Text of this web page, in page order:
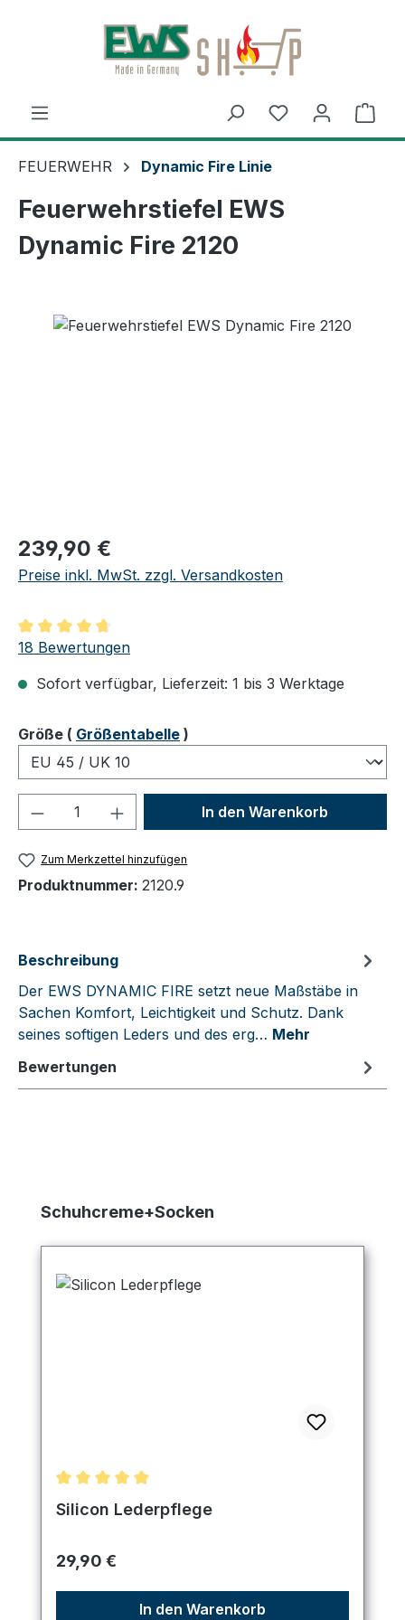
Zum Hauptinhalt springen
FEUERWEHR Dynamic Fire Linie
Feuerwehrstiefel EWS
Dynamic Fire 2120
Regulärer Preis:
239,90 €
Preise inkl. MwSt. zzgl. Versandkosten
Durchschnittliche Bewertung von 4.83 von 5 Sternen
18 Bewertungen
Sofort verfügbar, Lieferzeit: 1 bis 3 Werktage
Größeauswählen
( Größentabelle )
Produkt Anzahl: Gib denIn den Warenkorb
Zum Merkzettel hinzufügen
Produktnummer: 2120.9
Beschreibung
Der EWS DYNAMIC FIRE setzt neue Maßstäbe in
Sachen Komfort, Leichtigkeit und Schutz. Dank
seines softigen Leders und des erg… Mehr
Bewertungen
Produktgalerie überspringen
Schuhcreme+Socken
Durchschnittliche Bewertung von 5 von 5 Sternen
Silicon Lederpflege
Regulärer Preis:
29,90 €
In den Warenkorb